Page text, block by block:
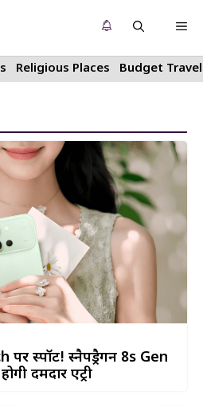
Religious Places Budget Travel
स्पॉट! स्नैपड्रैगन 8s Gen
दमदार एंट्री